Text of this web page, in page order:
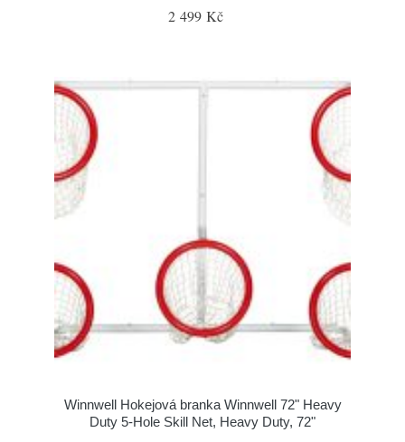
2 499 Kč
Winnwell Hokejová branka Winnwell 72" Heavy
Duty 5-Hole Skill Net, Heavy Duty, 72"